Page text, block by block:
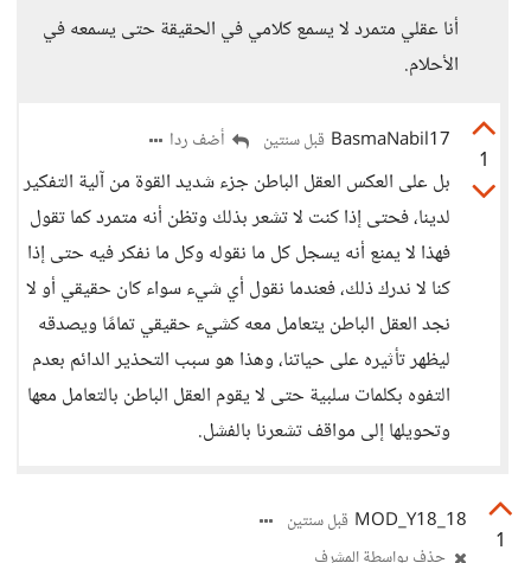
أنا عقلي متمرد لا يسمع كلامي في الحقيقة حتى يسمعه في
الأحلام.
1
BasmaNabil17 قبل سنتين أضف ردا
بل على العكس العقل الباطن جزء شديد القوة من آلية التفكير
لدينا، فحتى إذا كنت لا تشعر بذلك وتظن أنه متمرد كما تقول
فهذا لا يمنع أنه يسجل كل ما نقوله وكل ما نفكر فيه حتى إذا
كنا لا ندرك ذلك، فعندما نقول أي شيء سواء كان حقيقي أو لا
نجد العقل الباطن يتعامل معه كشيء حقيقي تمامًا ويصدقه
ليظهر تأثيره على حياتنا، وهذا هو سبب التحذير الدائم بعدم
التفوه بكلمات سلبية حتى لا يقوم العقل الباطن بالتعامل معها
وتحويلها إلى مواقف تشعرنا بالفشل.
1
18_MOD_Y18
قبل سنتين